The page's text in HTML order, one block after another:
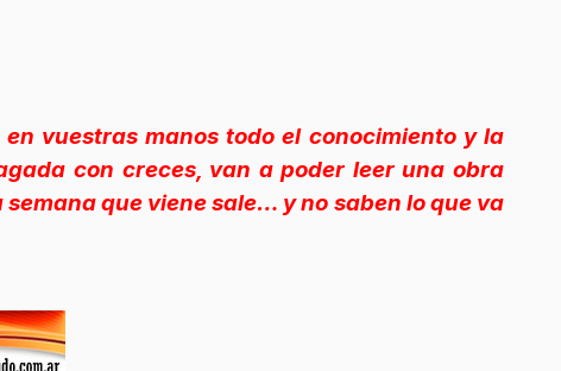
vuestras manos todo el conocimiento y la
con creces, van a poder leer una obra
que viene sale… y no saben lo que va